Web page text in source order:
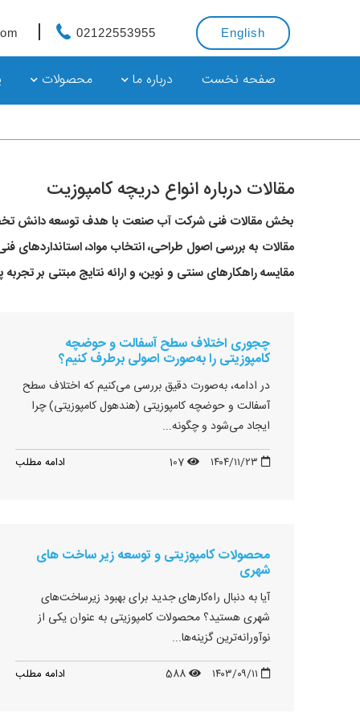
English
02122553955
صفحه نخست درباره ما محصولات
مقالات درباره انواع دریچه کامپوزیت
بخش مقالات فنی شرکت آب صنعت با هدف توسعه دانش
مقالات به بررسی اصول طراحی، انتخاب مواد، استانداردهای
مقایسه راهکارهای سنتی و نوین، و ارائه نتایج مبتنی بر
چجوری اختلاف سطح آسفالت و حوضچه
کامپوزیتی را به‌صورت اصولی برطرف کنیم؟
در ادامه، به‌صورت دقیق بررسی می‌کنیم که اختلاف سطح
آسفالت و حوضچه کامپوزیتی (هندهول کامپوزیتی) چرا
ایجاد می‌شود و چگونه...
۱۴۰۴/۱۱/۲۳ 107 ادامه مطلب
محصولات کامپوزیتی و توسعه زیر ساخت های
شهری
آیا به دنبال راه‌کارهای جدید برای بهبود زیرساخت‌های
شهری هستید؟ محصولات کامپوزیتی به عنوان یکی از
نوآورانه‌ترین گزینه‌ها...
۱۴۰۳/۰۹/۱۱ 588 ادامه مطلب